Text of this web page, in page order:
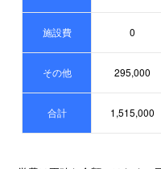
施設費 0
その他 295,000
合計 1,515,000